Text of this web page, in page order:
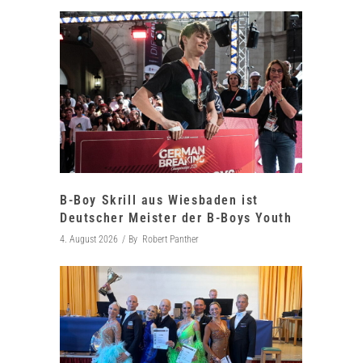
B-Boy Skrill aus Wiesbaden ist
Deutscher Meister der B-Boys Youth
4. August 2026 By Robert Panther